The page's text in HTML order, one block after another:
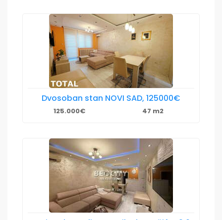
Dvosoban stan NOVI SAD, 125000€
125.000€ 47 m2